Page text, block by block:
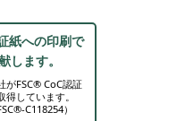
紙への印刷で
します。
がFSC® CoC認証
得しています。
C118254）